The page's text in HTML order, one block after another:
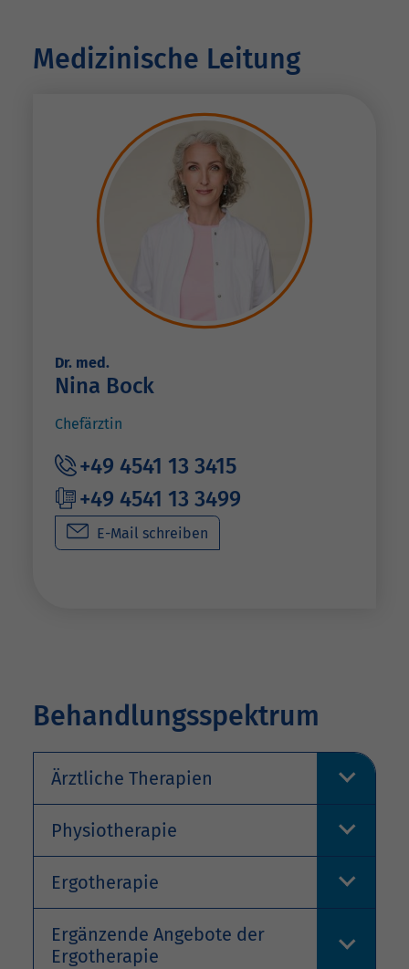
Medizinische Leitung
Dr. med.
Nina Bock
Chefärztin
+49 4541 13 3415
+49 4541 13 3499
E-Mail schreiben
Behandlungsspektrum
Ärztliche Therapien
Physiotherapie
Ergotherapie
Ergänzende Angebote der
Ergotherapie